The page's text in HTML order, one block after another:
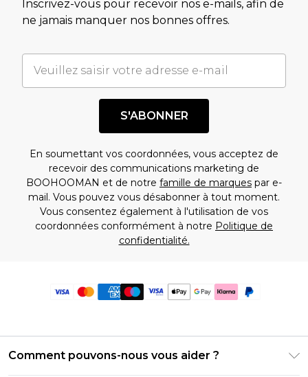
Inscrivez-vous pour recevoir nos e-mails, afin de
ne jamais manquer nos bonnes offres.
S'ABONNER
En soumettant vos coordonnées, vous acceptez de
recevoir des communications marketing de
BOOHOOMAN et de notre famille de marques par e-
mail. Vous pouvez vous désabonner à tout moment.
Vous consentez également à l'utilisation de vos
coordonnées conformément à notre Politique de
confidentialité.
Comment pouvons-nous vous aider ?